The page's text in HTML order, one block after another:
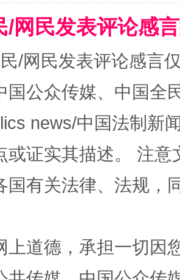
五大"原罪" "
费，一次搞定
/网民发表评论感
/网民发表评论感言
国公众传媒、中国全
news/中国法制新
或证实其描述。 注
国有关法律、法规，
上道德，承担一切因